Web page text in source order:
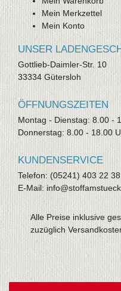
Mein Merkzettel
Mein Konto
UNSER
Gottlieb-Daimler-Str. 10
33334 Gütersloh
ÖFFNUNGSZEITEN
Montag - Dienstag: 8.00 -
Donnerstag: 8.00 - 18.00
KUNDENSERVICE
Telefon: (05241) 403 22 38
E-Mail:
Alle Preise inklusive
zuzüglich